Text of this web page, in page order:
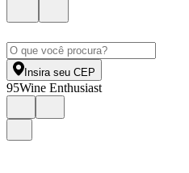
Insira seu CEP
95Wine Enthusiast